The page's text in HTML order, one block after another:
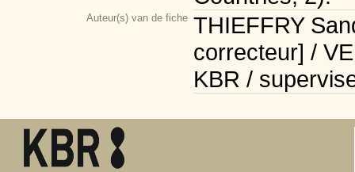
Auteur(s) van de fiche THIEFFRY
correcteur] /
KBR /